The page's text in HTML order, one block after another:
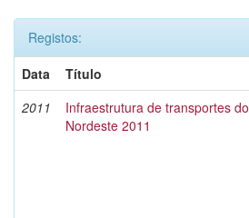
Registos:
Data
Título
2011
Infraestrutura de transportes do
Nordeste 2011